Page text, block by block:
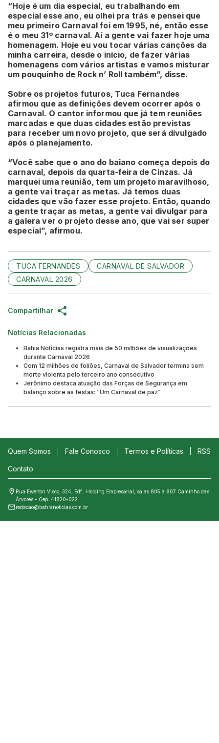
“Hoje é um dia especial, eu trabalhando em
especial esse ano, eu olhei pra trás e pensei que
meu primeiro Carnaval foi em 1995, né, então esse
é o meu 31º carnaval. Aí a gente vai fazer hoje uma
homenagem. Hoje eu vou tocar várias canções da
minha carreira, desde o início, de fazer várias
homenagens com vários artistas e vamos misturar
um pouquinho de Rock n’ Roll também”, disse.
Sobre os projetos futuros, Tuca Fernandes
afirmou que as definições devem ocorrer após o
Carnaval. O cantor informou que já tem reuniões
marcadas e que duas cidades estão previstas
para receber um novo projeto, que será divulgado
após o planejamento.
“Você sabe que o ano do baiano começa depois do
carnaval, depois da quarta-feira de Cinzas. Já
marquei uma reunião, tem um projeto maravilhoso,
a gente vai traçar as metas. Já temos duas
cidades que vão fazer esse projeto. Então, quando
a gente traçar as metas, a gente vai divulgar para
a galera ver o projeto desse ano, que vai ser super
especial”, afirmou.
TUCA FERNANDES
CARNAVAL DE SALVADOR
CARNAVAL 2026
Compartilhar
Notícias Relacionadas
Bahia Notícias registra mais de 50 milhões de visualizações
durante Carnaval 2026
Com 12 milhões de foliões, Carnaval de Salvador termina sem
morte violenta pelo terceiro ano consecutivo
Jerônimo destaca atuação das Forças de Segurança em
balanço sobre as festas: “Um Carnaval de paz”
Quem Somos Fale Conosco Termos e Políticas RSS
Contato
Rua Ewerton Visco, 324, Edf.: Holding Empresarial, salas 805 a 807 Caminho das
Árvores - Cep: 41820-022
redacao@bahianoticias.com.br